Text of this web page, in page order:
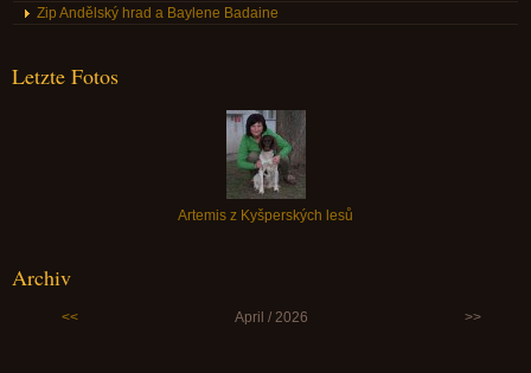
Zip Andělský hrad a Baylene Badaine
Letzte Fotos
Artemis z Kyšperských lesů
Archiv
<< April / 2026 >>